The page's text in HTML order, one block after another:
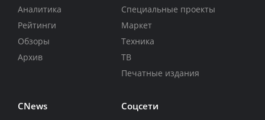
Аналитика
Рейтинги
Обзоры
Архив
Специальные проекты
Маркет
Техника
ТВ
Печатные издания
CNews Соцсети